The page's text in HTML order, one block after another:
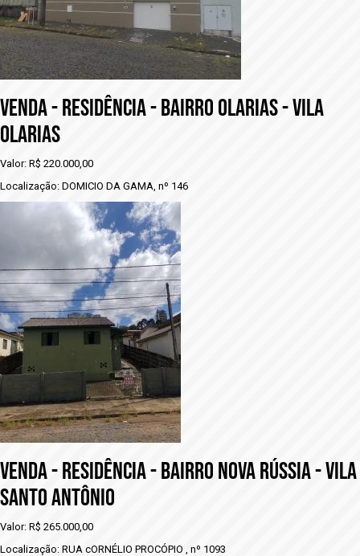
VENDA - RESIDÊNCIA - BAIRRO OLARIAS - VILA
OLARIAS
Valor: R$ 220.000,00
Localização: DOMICIO DA GAMA, nº 146
VENDA - RESIDÊNCIA - BAIRRO NOVA RÚSSIA - VILA
SANTO ANTÔNIO
Valor: R$ 265.000,00
Localização: RUA cORNÉLIO PROCÓPIO , nº 1093